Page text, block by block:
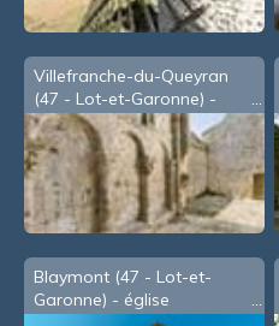
Villefranche-du-Queyran
(47 - Lot-et-Garonne) -
l'église St Savin
Blaymont (47 - Lot-et-
Garonne) - église